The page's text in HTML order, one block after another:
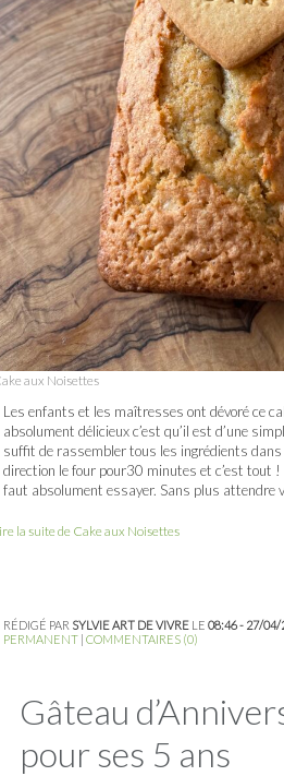
aux Noisettes
Les enfants et les maîtresses ont dévoré ce
absolument délicieux c’est qu’il est d’une
suffit de rassembler tous les ingrédients
direction le four pour30 minutes et c’est tout
faut absolument essayer. Sans plus attendre
la suite de Cake aux Noisettes
RÉDIGÉ PAR SYLVIE ART DE VIVRE LE 08:46 - 27/04/
PERMANENT | COMMENTAIRES (0)
Gâteau
pour ses 5 ans